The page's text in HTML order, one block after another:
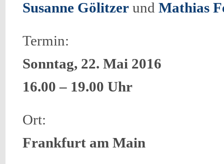
Susanne Gölitzer und Mathias
Termin:
Sonntag, 22. Mai 2016
16.00 – 19.00 Uhr
Ort:
Frankfurt am Main